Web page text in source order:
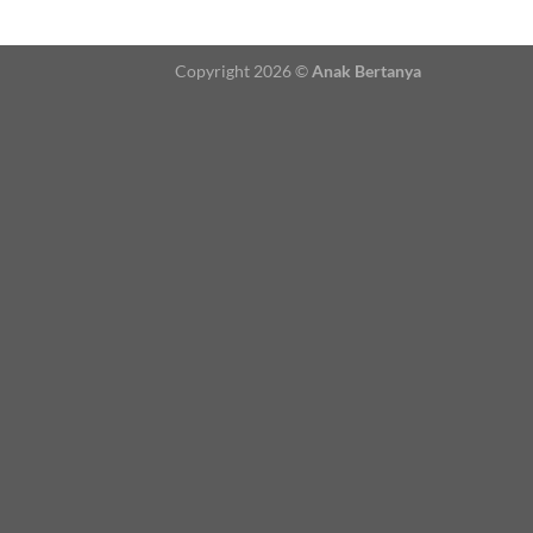
Copyright 2026 ©Anak Bertanya